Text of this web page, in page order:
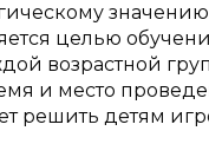
целью
возрастной
и место
решить детям